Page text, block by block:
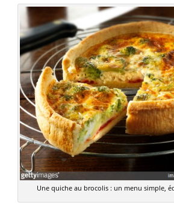
Une quiche au brocolis : un menu simple,